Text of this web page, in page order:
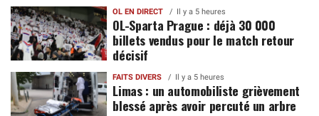
OL EN DIRECT Il y a 5 heures
OL-Sparta Prague : déjà 30 000
billets vendus pour le match retour
décisif
FAITS DIVERS Il y a 5 heures
Limas : un automobiliste grièvement
blessé après avoir percuté un arbre